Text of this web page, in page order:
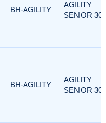
BH-AGILITY
AGILITY
SENIOR 300
BH-AGILITY
AGILITY
SENIOR 300